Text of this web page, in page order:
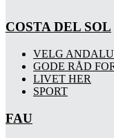
COSTA DEL SOL
VELG
GODE RÅD
LIVET HER
SPORT
FAU